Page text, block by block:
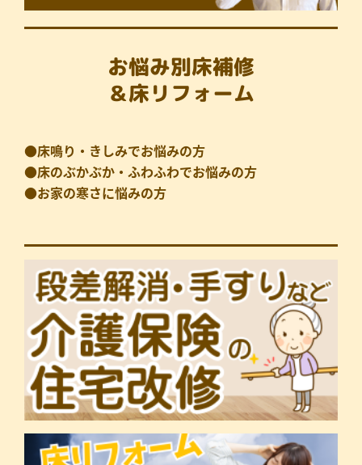
お悩み別床補修
＆床リフォーム
●床鳴り・きしみでお悩みの方
●床のぶかぶか・ふわふわでお悩みの方
●お家の寒さに悩みの方